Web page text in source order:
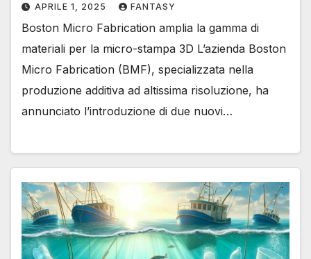
APRILE 1, 2025 FANTASY
Boston Micro Fabrication amplia la gamma di
materiali per la micro-stampa 3D L’azienda Boston
Micro Fabrication (BMF), specializzata nella
produzione additiva ad altissima risoluzione, ha
annunciato l’introduzione di due nuovi…